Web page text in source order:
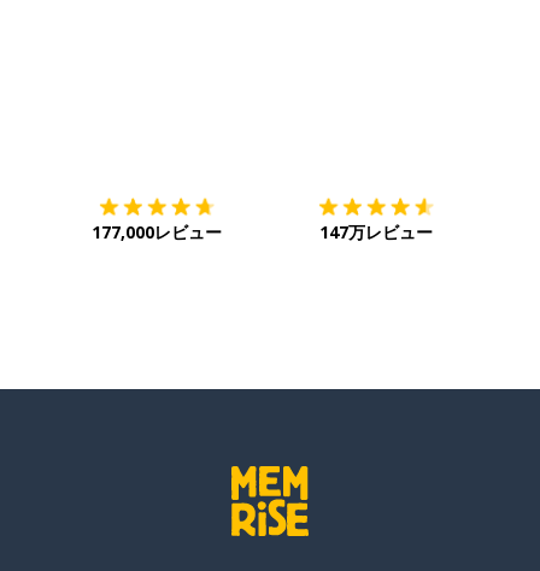
177,000レビュー 147万レビュー